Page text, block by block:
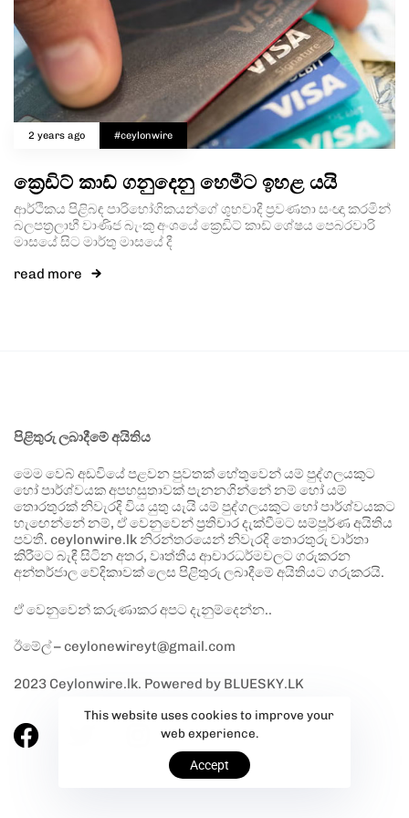
2 years ago #ceylonwire
ක්‍රෙඩිට් කාඩ් ගනුදෙනු හෙමීට ඉහළ යයි
ආර්ථිකය පිළිබඳ පාරිභෝගිකයන්ගේ ශුභවාදී ප්‍රවණතා සංඥා කරමින්
බලපත්‍රලාභී වාණිජ බැංකු අංශයේ ක්‍රෙඩිට් කාඩ් ශේෂය පෙබරවාරි
මාසයේ සිට මාර්තු මාසයේ දී
read more
පිළිතුරු ලබාදීමේ අයිතිය
මෙම වෙබ් අඩවියේ පළවන පුවතක් හේතුවෙන් යම් පුද්ගලයකුට
හෝ පාර්ශ්වයක අපහසුතාවක් පැනනගින්නේ නම් හෝ යම්
තොරතුරක් නිවැරදි විය යුතු යැයි යම් පුද්ගලයකුට හෝ පාර්ශ්වයකට
හැඟෙන්නේ නම්, ඒ වෙනුවෙන් ප්‍රතිචාර දැක්වීමට සම්පූර්ණ අයිතිය
පවතී. ceylonwire.lk නිරන්තරයෙන් නිවැරදි තොරතුරු වාර්තා
කිරීමට බැඳී සිටින අතර, වෘත්තීය ආචාරධර්මවලට ගරුකරන
අන්තර්ජාල වේදිකාවක් ලෙස පිළිතුරු ලබාදීමේ අයිතියට ගරුකරයි.
ඒ වෙනුවෙන් කරුණාකර අපට දැනුම්දෙන්න..
ඊමේල් – ceylonewireyt@gmail.com
2023 Ceylonwire.lk. Powered by BLUESKY.LK
This website uses cookies to improve your
web experience.
Accept